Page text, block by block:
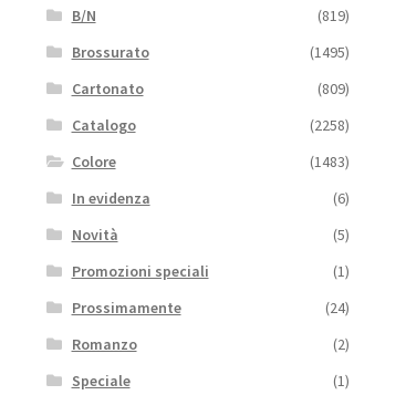
B/N
(819)
Brossurato
(1495)
Cartonato
(809)
Catalogo
(2258)
Colore
(1483)
In evidenza
(6)
Novità
(5)
Promozioni speciali
(1)
Prossimamente
(24)
Romanzo
(2)
Speciale
(1)